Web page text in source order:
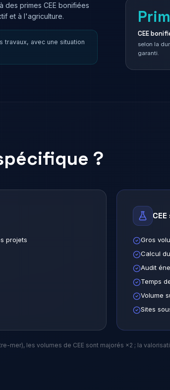
des primes CEE bonifiées
et à l'agriculture.
travaux, avec une situation
CEE
selon la
garanti.
?
projets
Gros
Calcul
Audit
Temps
Volume
Sites
mer), les volumes de CEE sont majorés ×2 ; la